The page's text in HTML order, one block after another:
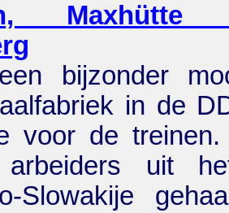
Maxhütte
bijzonder
in de
voor de
uit
Slowakije